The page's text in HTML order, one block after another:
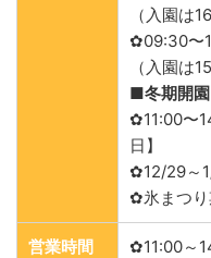
（入園は
✿09:30〜
（入園は
■冬期開園
✿11:00〜
日】
✿12/29～
✿氷まつり
営業時間 ✿11:00～